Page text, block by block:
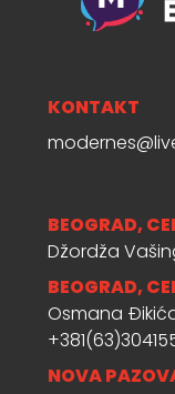
KONTAKT
BEOGRAD,
Džordža
BEOGRAD,
Osmana Đikića
NOVA